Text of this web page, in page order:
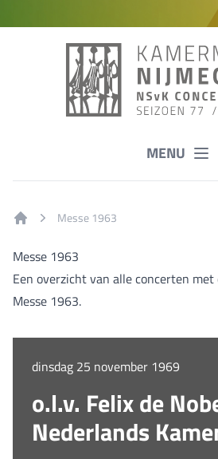
MENU
Messe 1963
Messe 1963
Een overzicht van alle concerten
Messe 1963.
dinsdag 25 november 1969
o.l.v. Felix de
Nederlands